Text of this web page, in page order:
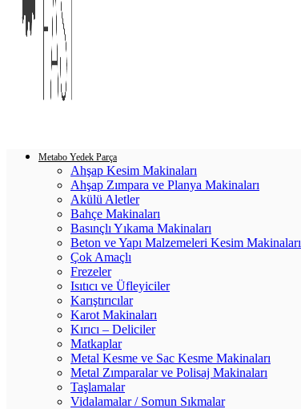
Metabo Yedek Parça
Ahşap Kesim Makinaları
Ahşap Zımpara ve Planya Makinaları
Akülü Aletler
Bahçe Makinaları
Basınçlı Yıkama Makinaları
Beton ve Yapı Malzemeleri Kesim Makinaları
Çok Amaçlı
Frezeler
Isıtıcı ve Üfleyiciler
Karıştırıcılar
Karot Makinaları
Kırıcı – Deliciler
Matkaplar
Metal Kesme ve Sac Kesme Makinaları
Metal Zımparalar ve Polisaj Makinaları
Taşlamalar
Vidalamalar / Somun Sıkmalar